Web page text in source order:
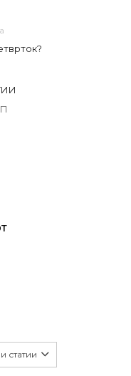
статии